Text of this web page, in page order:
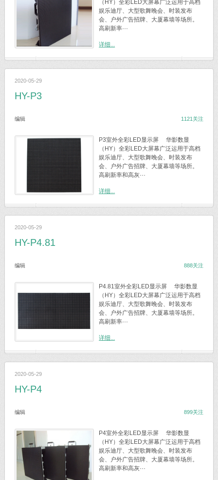
（HY）全彩LED大屏幕广泛运用于高档
娱乐迪厅、大型歌舞晚会、时装发布
会、户外广告招牌、大厦幕墙等场所。
高刷新率···
详细...
2020-05-29
HY-P3
编辑 1121关注
P3室外全彩LED显示屏 华影数显
（HY）全彩LED大屏幕广泛运用于高档
娱乐迪厅、大型歌舞晚会、时装发布
会、户外广告招牌、大厦幕墙等场所。
高刷新率和高灰···
详细...
2020-05-29
HY-P4.81
编辑 888关注
P4.81室外全彩LED显示屏 华影数显
（HY）全彩LED大屏幕广泛运用于高档
娱乐迪厅、大型歌舞晚会、时装发布
会、户外广告招牌、大厦幕墙等场所。
高刷新率···
详细...
2020-05-29
HY-P4
编辑 899关注
P4室外全彩LED显示屏 华影数显
（HY）全彩LED大屏幕广泛运用于高档
娱乐迪厅、大型歌舞晚会、时装发布
会、户外广告招牌、大厦幕墙等场所。
高刷新率和高灰···